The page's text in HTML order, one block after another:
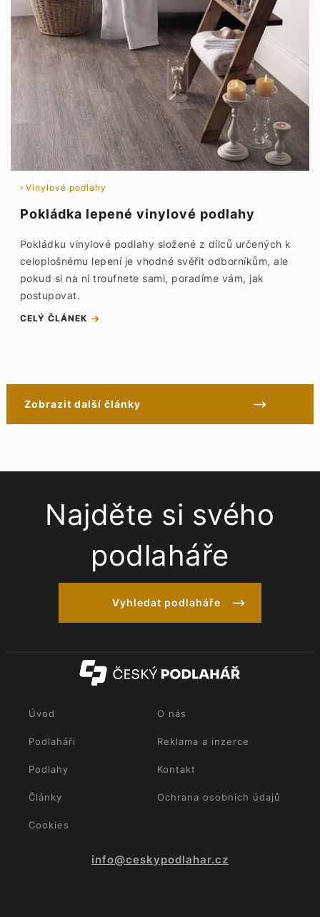
Vinylové podlahy
Pokládka lepené vinylové podlahy
Pokládku vinylové podlahy složené z dílců určených k
celoplošnému lepení je vhodné svěřit odborníkům, ale
pokud si na ni troufnete sami, poradíme vám, jak
postupovat.
CELÝ ČLÁNEK
Zobrazit další články
Najděte si svého
podlaháře
Vyhledat podlaháře
Úvod O nás
Podlaháři Reklama a inzerce
Podlahy Kontakt
Články Ochrana osobních údajů
Cookies
info@ceskypodlahar.cz